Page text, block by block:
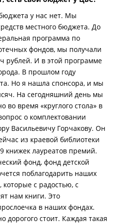
у нас нет. Мы
местного бюджета. До
программа по
фондов, мы получали
рублей. И в этой программе
В прошлом году
Но я нашла спонсора, и мы
На сегодняшний день мы
во время «круглого стола» в
о комплектовании
Васильевичу Горчакову. Он
из краевой библиотеки
книжек лауреатов премий.
фонд, фонд детской
поблагодарить наших
с радостью, с
нам книги. Это
в наших фондах.
дорогого стоит. Каждая такая